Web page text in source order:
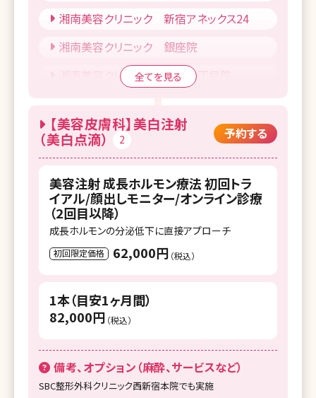
湘南美容クリニック 新宿アネックス24
湘南美容クリニック 銀座院
湘南美容クリニック 銀座一丁目院
湘南美容クリニック 新橋銀座口院
SBC NEO Skin Clinic 銀座
湘南美容クリニック 渋谷院
SBC NEO Skin Clinic 恵比寿
湘南美容クリニック 池袋東口院
湘南美容クリニック 品川院
湘南美容クリニック 秋葉原院
湘南美容クリニック 上野院
湘南美容クリニック 錦糸町院
全てを見る
【美容皮膚科】美白注射
（美白点滴）
2 予約する
美容注射 成長ホルモン療法 初回トラ
イアル/顔出しモニター/オンライン診療
（2回目以降）
成長ホルモンの分泌低下に直接アプローチ
初回限定価格 62,000円 （税込）
1本（目安1ヶ月間）
82,000円 （税込）
備考、オプション（麻酔、サービスなど）
SBC整形外科クリニック西新宿本院でも実施